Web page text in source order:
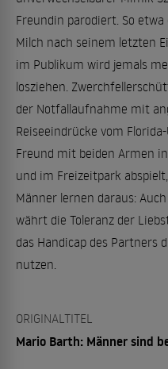
Freundin parodiert. So
Milch nach seinem letzten
im Publikum wird jemals
losziehen.
der Notfallaufnahme mit
Reiseeindrücke vom
Freund mit beiden Armen
und im Freizeitpark
Männer lernen daraus:
währt die Toleranz der
das Handicap des Partners
nutzen.
ORIGINALTITEL
Mario Barth: Männer sind